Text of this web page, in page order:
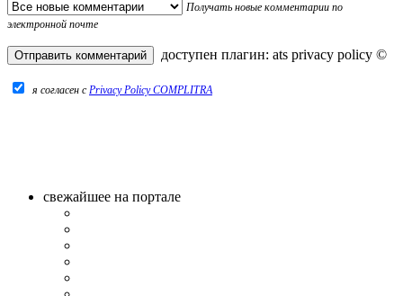
Получать новые комментарии по
электронной почте
доступен плагин: ats privacy policy ©
я согласен cPrivacy Policy COMPLITRA
свежайшее на портале